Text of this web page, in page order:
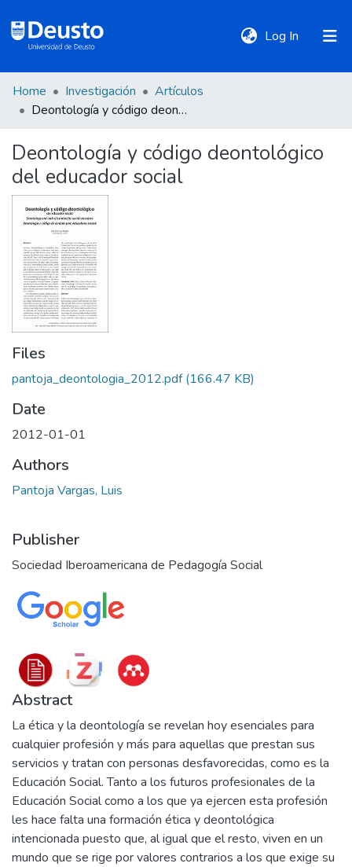
Log In (current)
DeustoTeka
Communities
&
Collections
All of DSpace
Statistics
Policies
Home Investigación
Artículos
Deontología y código deontológico del educador social
Deontología y código deontológico
del educador social
Files
pantoja_deontologia_2012.pdf(166.47 KB)
Date
2012-01-01
Authors
Pantoja Vargas, Luis
Publisher
Sociedad Iberoamericana de Pedagogía Social
Abstract
La ética y la deontología se revelan hoy esenciales para
cualquier profesión y más para aquellas que prestan sus
servicios y tratan con personas desfavorecidas, como es la
Educación Social. Tanto a los futuros profesionales de la
Educación Social como a los que ya ejercen esta profesión
les hace falta una formación ética y deontológica
intencionada puesto que, al igual que el resto, viven en un
mundo que se rige por valores contrarios a los que exige su